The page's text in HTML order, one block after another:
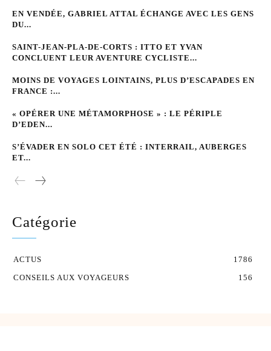
EN VENDÉE, GABRIEL ATTAL ÉCHANGE AVEC LES GENS
DU...
SAINT-JEAN-PLA-DE-CORTS : ITTO ET YVAN
CONCLUENT LEUR AVENTURE CYCLISTE...
MOINS DE VOYAGES LOINTAINS, PLUS D’ESCAPADES EN
FRANCE :...
« OPÉRER UNE MÉTAMORPHOSE » : LE PÉRIPLE
D’EDEN...
S’ÉVADER EN SOLO CET ÉTÉ : INTERRAIL, AUBERGES
ET...
Catégorie
ACTUS
1786
CONSEILS AUX VOYAGEURS
156